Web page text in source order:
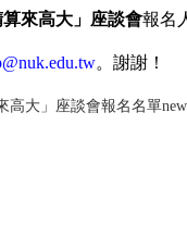
算來高大」座談會報名
。謝謝！
高大」座談會報名名單new